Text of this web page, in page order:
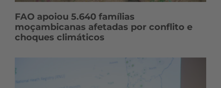
FAO apoiou 5.640 famílias
moçambicanas afetadas por conflito e
choques climáticos